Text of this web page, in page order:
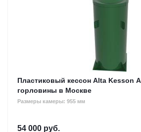
Пластиковый кессон Alta Kesson
горловины в Москве
Размеры камеры: 955 мм
54 000 руб.